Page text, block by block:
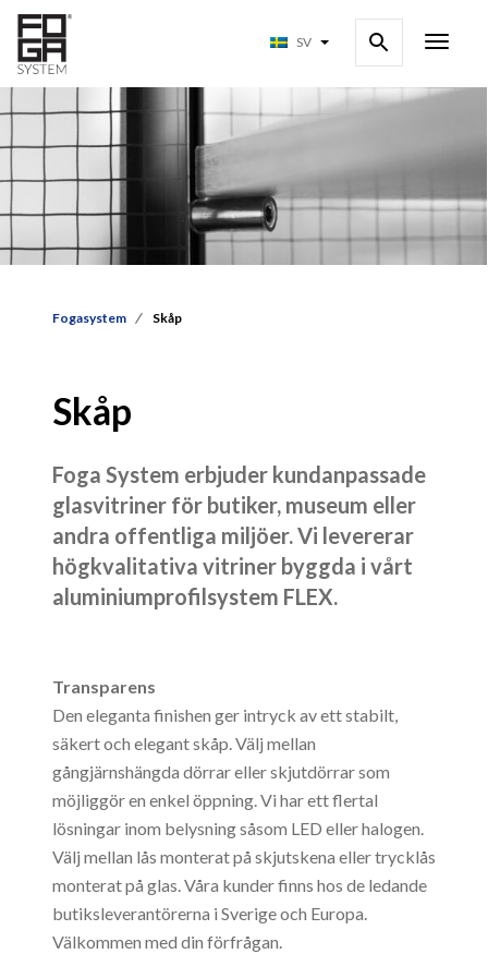
SV
Fogasystem Skåp
Skåp
Foga System erbjuder kundanpassade
glasvitriner för butiker, museum eller
andra offentliga miljöer. Vi levererar
högkvalitativa vitriner byggda i vårt
aluminiumprofilsystem FLEX.
Transparens
Den eleganta finishen ger intryck av ett stabilt,
säkert och elegant skåp. Välj mellan
gångjärnshängda dörrar eller skjutdörrar som
möjliggör en enkel öppning. Vi har ett flertal
lösningar inom belysning såsom LED eller halogen.
Välj mellan lås monterat på skjutskena eller trycklås
monterat på glas. Våra kunder finns hos de ledande
butiksleverantörerna i Sverige och Europa.
Välkommen med din förfrågan.